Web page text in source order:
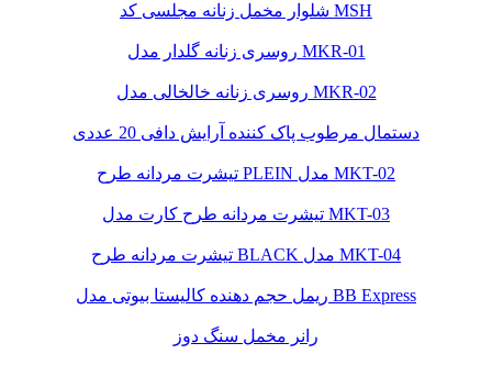
شلوار مخمل زنانه مجلسی کد MSH
روسری زنانه گلدار مدل MKR-01
روسری زنانه خالخالی مدل MKR-02
دستمال مرطوب پاک کننده آرایش دافی 20 عددی
تیشرت مردانه طرح PLEIN مدل MKT-02
تیشرت مردانه طرح کارت مدل MKT-03
تیشرت مردانه طرح BLACK مدل MKT-04
ریمل حجم دهنده کالیستا بیوتی مدل BB Express
رانر مخمل سنگ دوز